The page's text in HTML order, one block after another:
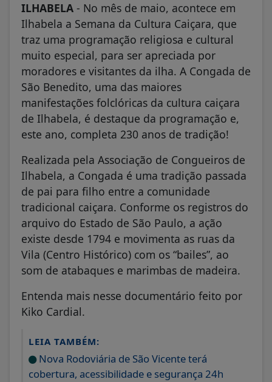
ILHABELA - No mês de maio, acontece em
Ilhabela a Semana da Cultura Caiçara, que
traz uma programação religiosa e cultural
muito especial, para ser apreciada por
moradores e visitantes da ilha. A Congada de
São Benedito, uma das maiores
manifestações folclóricas da cultura caiçara
de Ilhabela, é destaque da programação e,
este ano, completa 230 anos de tradição!
Realizada pela Associação de Congueiros de
Ilhabela, a Congada é uma tradição passada
de pai para filho entre a comunidade
tradicional caiçara. Conforme os registros do
arquivo do Estado de São Paulo, a ação
existe desde 1794 e movimenta as ruas da
Vila (Centro Histórico) com os “bailes”, ao
som de atabaques e marimbas de madeira.
Entenda mais nesse documentário feito por
Kiko Cardial.
LEIA TAMBÉM:
Nova Rodoviária de São Vicente terá
cobertura, acessibilidade e segurança 24h